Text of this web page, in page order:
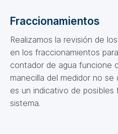
Fraccionamientos
Realizamos la revisión de
en los fraccionamientos
contador de agua funcione
manecilla del medidor no
es un indicativo de posibles
sistema.